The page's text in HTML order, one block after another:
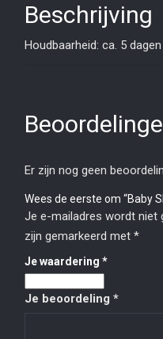
Beschrijving
Houdbaarheid: ca. 5
Er zijn nog geen
Wees de eerste om “Baby
Je e-mailadres wordt niet
zijn gemarkeerd met *
Je waardering *
Je beoordeling *